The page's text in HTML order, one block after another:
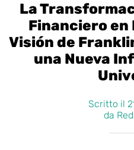
La
Financiero en
Visión de
una Nueva
Scritto il
da